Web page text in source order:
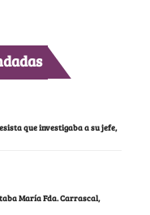
que investigaba a su jefe,
María Fda. Carrascal,